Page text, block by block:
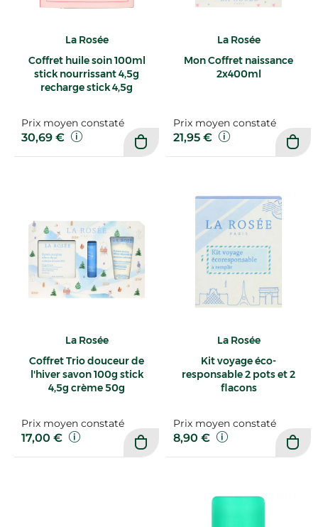
La Rosée
Coffret huile soin 100ml
stick nourrissant 4,5g
recharge stick 4,5g
Prix moyen constaté
30,69 €
La Rosée
Mon Coffret naissance
2x400ml
Prix moyen constaté
21,95 €
La Rosée
Coffret Trio douceur de
l'hiver savon 100g stick
4,5g crème 50g
Prix moyen constaté
17,00 €
La Rosée
Kit voyage éco-
responsable 2 pots et 2
flacons
Prix moyen constaté
8,90 €